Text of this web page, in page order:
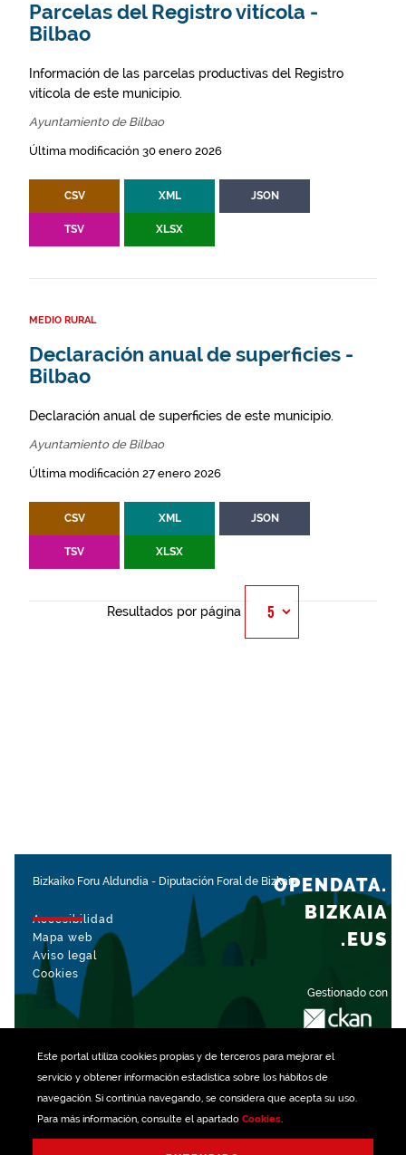
Este portal utiliza cookiespropias y de terceros para mejorar el
servicio y obtener información estadística sobre los hábitos de
navegación. Si continúa navegando, se considera que acepta su uso.
Para más información, consulte el apartado Cookies.
Parcelas del Registro vitícola -
Bilbao
Información de las parcelas productivas del Registro
vitícola de este municipio.
Ayuntamiento de Bilbao
Última modificación 30 enero 2026
CSV XML JSON
TSV XLSX
MEDIO RURAL
Declaración anual de superficies -
Bilbao
Declaración anual de superficies de este municipio.
Ayuntamiento de Bilbao
Última modificación 27 enero 2026
CSV XML JSON
TSV XLSX
Resultados por página
Bizkaiko Foru Aldundia - Diputación Foral de Bizkaia
Accesibilidad
Mapa web
Aviso legal
Cookies
Gestionado con
OPENDATA.
BIZKAIA
.EUS